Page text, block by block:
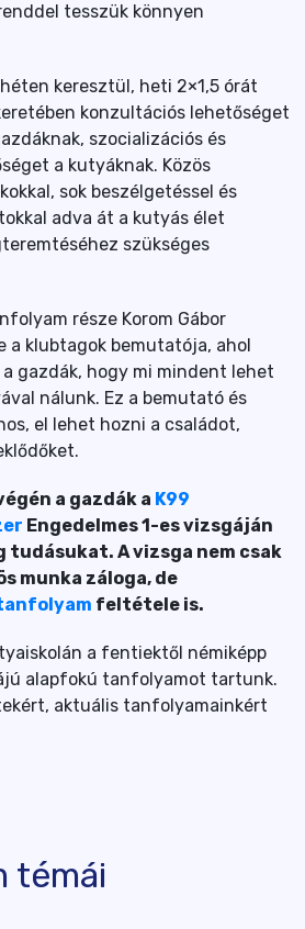
tesszük könnyen
keresztül, heti 2×1,5 órát
konzultációs lehetőséget
szocializációs és
a kutyáknak. Közös
sok beszélgetéssel és
adva át a kutyás élet
szükséges
része Korom Gábor
a klubtagok bemutatója, ahol
gazdák, hogy mi mindent lehet
nálunk. Ez a bemutató és
el lehet hozni a családot,
a gazdák a K99
Engedelmes 1-es vizsgáján
tudásukat. A vizsga nem csak
munka záloga, de
feltétele is.
a fentiektől némiképp
alapfokú tanfolyamot tartunk.
aktuális tanfolyamainkért
témái